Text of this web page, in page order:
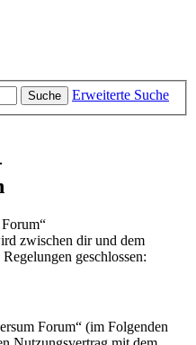
Suche
Erweiterte Suche
zwischen dir und dem
geschlossen:
Forum“ (im Folgenden